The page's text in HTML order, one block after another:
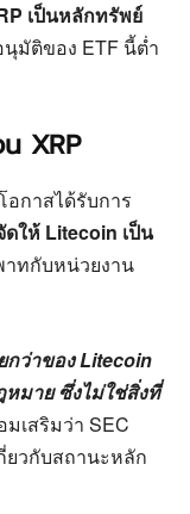
เป็นหลักทรัพย์
มัติของ ETF นี้ต่ำ
XRP
อกาสได้รับการ
ดให้ Litecoin เป็น
าทกับหน่วยงาน
กว่าของ Litecoin
มาย ซึ่งไม่ใช่สิ่งที่
เสริมว่า SEC
วกับสถานะหลัก